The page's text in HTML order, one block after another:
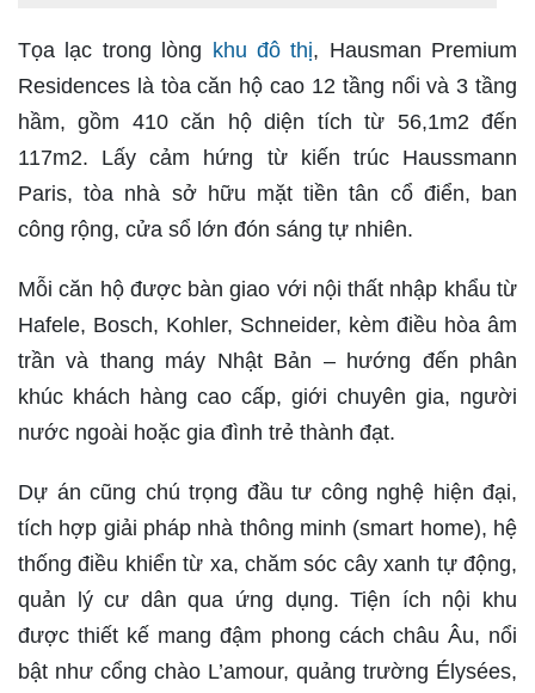
Tọa lạc trong lòng khu đô thị, Hausman Premium
Residences là tòa căn hộ cao 12 tầng nổi và 3 tầng
hầm, gồm 410 căn hộ diện tích từ 56,1m2 đến
117m2. Lấy cảm hứng từ kiến trúc Haussmann
Paris, tòa nhà sở hữu mặt tiền tân cổ điển, ban
công rộng, cửa sổ lớn đón sáng tự nhiên.
Mỗi căn hộ được bàn giao với nội thất nhập khẩu từ
Hafele, Bosch, Kohler, Schneider, kèm điều hòa âm
trần và thang máy Nhật Bản – hướng đến phân
khúc khách hàng cao cấp, giới chuyên gia, người
nước ngoài hoặc gia đình trẻ thành đạt.
Dự án cũng chú trọng đầu tư công nghệ hiện đại,
tích hợp giải pháp nhà thông minh (smart home), hệ
thống điều khiển từ xa, chăm sóc cây xanh tự động,
quản lý cư dân qua ứng dụng. Tiện ích nội khu
được thiết kế mang đậm phong cách châu Âu, nổi
bật như cổng chào L’amour, quảng trường Élysées,